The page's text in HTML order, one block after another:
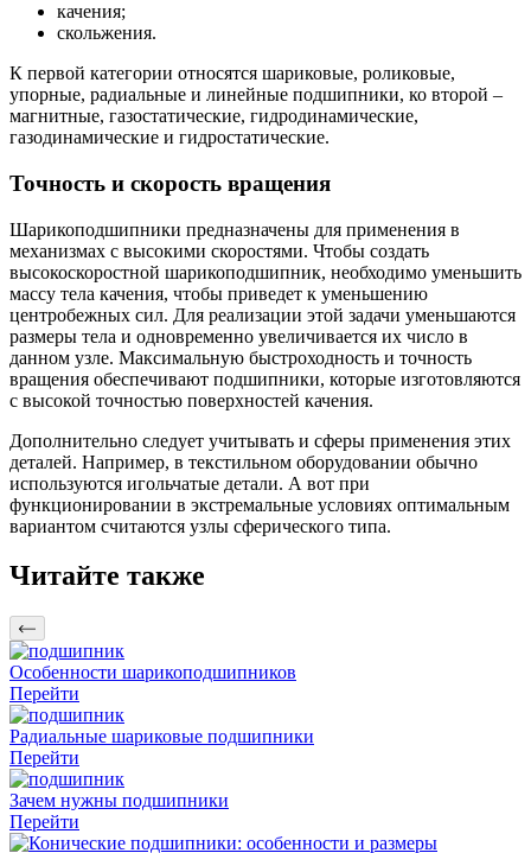
качения;
скольжения.
К первой категории относятся шариковые, роликовые,
упорные, радиальные и линейные подшипники, ко второй –
магнитные, газостатические, гидродинамические,
газодинамические и гидростатические.
Точность и скорость вращения
Шарикоподшипники предназначены для применения в
механизмах с высокими скоростями. Чтобы создать
высокоскоростной шарикоподшипник, необходимо уменьшить
массу тела качения, чтобы приведет к уменьшению
центробежных сил. Для реализации этой задачи уменьшаются
размеры тела и одновременно увеличивается их число в
данном узле. Максимальную быстроходность и точность
вращения обеспечивают подшипники, которые изготовляются
с высокой точностью поверхностей качения.
Дополнительно следует учитывать и сферы применения этих
деталей. Например, в текстильном оборудовании обычно
используются игольчатые детали. А вот при
функционировании в экстремальные условиях оптимальным
вариантом считаются узлы сферического типа.
Читайте также
Особенности шарикоподшипников
Перейти
Радиальные шариковые подшипники
Перейти
Зачем нужны подшипники
Перейти